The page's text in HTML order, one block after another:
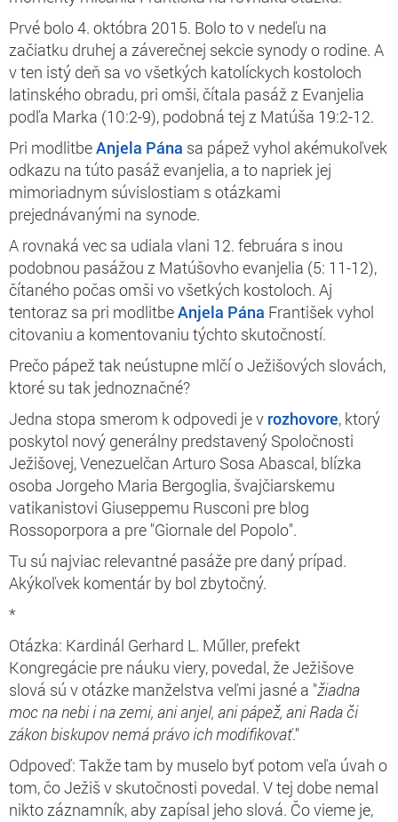
Prvé bolo 4. októbra 2015. Bolo to v nedeľu na
začiatku druhej a záverečnej sekcie synody o rodine. A
v ten istý deň sa vo všetkých katolíckych kostoloch
latinského obradu, pri omši, čítala pasáž z Evanjelia
podľa Marka (10:2-9), podobná tej z Matúša 19:2-12.
Pri modlitbeAnjela Pána sa pápež vyhol akémukoľvek
odkazu na túto pasáž evanjelia, a to napriek jej
mimoriadnym súvislostiam s otázkami
prejednávanými na synode.
A rovnaká vec sa udiala vlani 12. februára s inou
podobnou pasážou z Matúšovho evanjelia (5: 11-12),
čítaného počas omši vo všetkých kostoloch. Aj
tentoraz sa pri modlitbeAnjela Pána František vyhol
citovaniu a komentovaniu týchto skutočností.
Prečo pápež tak neústupne mlčí o Ježišových slovách,
ktoré su tak jednoznačné?
Jedna stopa smerom k odpovedi je v rozhovore, ktorý
poskytol nový generálny predstavený Spoločnosti
Ježišovej, Venezuelčan Arturo Sosa Abascal, blízka
osoba Jorgeho Maria Bergoglia, švajčiarskemu
vatikanistovi Giuseppemu Rusconi pre blog
Rossoporpora a pre "Giornale del Popolo".
Tu sú najviac relevantné pasáže pre daný prípad.
Akýkoľvek komentár by bol zbytočný.
*
Otázka: Kardinál Gerhard L. Műller, prefekt
Kongregácie pre náuku viery, povedal, že Ježišove
slová sú v otázke manželstva veľmi jasné a "žiadna
moc na nebi i na zemi, ani anjel, ani pápež, ani Rada či
zákon biskupov nemá právo ich modifikovať."
Odpoveď: Takže tam by muselo byť potom veľa úvah o
tom, čo Ježiš v skutočnosti povedal. V tej dobe nemal
nikto záznamník, aby zapísal jeho slová. Čo vieme je,